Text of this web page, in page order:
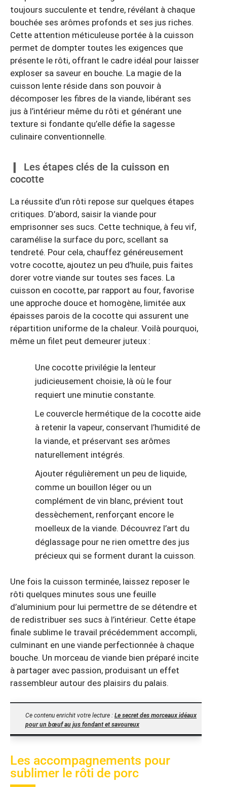
toujours succulente et tendre, révélant à chaque
bouchée ses arômes profonds et ses jus riches.
Cette attention méticuleuse portée à la cuisson
permet de dompter toutes les exigences que
présente le rôti, offrant le cadre idéal pour laisser
exploser sa saveur en bouche. La magie de la
cuisson lente réside dans son pouvoir à
décomposer les fibres de la viande, libérant ses
jus à l’intérieur même du rôti et générant une
texture si fondante qu’elle défie la sagesse
culinaire conventionnelle.
Les étapes clés de la cuisson en
cocotte
La réussite d’un rôti repose sur quelques étapes
critiques. D’abord, saisir la viande pour
emprisonner ses sucs. Cette technique, à feu vif,
caramélise la surface du porc, scellant sa
tendreté. Pour cela, chauffez généreusement
votre cocotte, ajoutez un peu d’huile, puis faites
dorer votre viande sur toutes ses faces. La
cuisson en cocotte, par rapport au four, favorise
une approche douce et homogène, limitée aux
épaisses parois de la cocotte qui assurent une
répartition uniforme de la chaleur. Voilà pourquoi,
même un filet peut demeurer juteux :
Une cocotte privilégie la lenteur
judicieusement choisie, là où le four
requiert une minutie constante.
Le couvercle hermétique de la cocotte aide
à retenir la vapeur, conservant l’humidité de
la viande, et préservant ses arômes
naturellement intégrés.
Ajouter régulièrement un peu de liquide,
comme un bouillon léger ou un
complément de vin blanc, prévient tout
dessèchement, renforçant encore le
moelleux de la viande. Découvrez l’art du
déglassage pour ne rien omettre des jus
précieux qui se forment durant la cuisson.
Une fois la cuisson terminée, laissez reposer le
rôti quelques minutes sous une feuille
d’aluminium pour lui permettre de se détendre et
de redistribuer ses sucs à l’intérieur. Cette étape
finale sublime le travail précédemment accompli,
culminant en une viande perfectionnée à chaque
bouche. Un morceau de viande bien préparé incite
à partager avec passion, produisant un effet
rassembleur autour des plaisirs du palais.
Ce contenu enrichit votre lecture : Le secret des morceaux idéaux
pour un bœuf au jus fondant et savoureux
Les accompagnements pour
sublimer le rôti de porc